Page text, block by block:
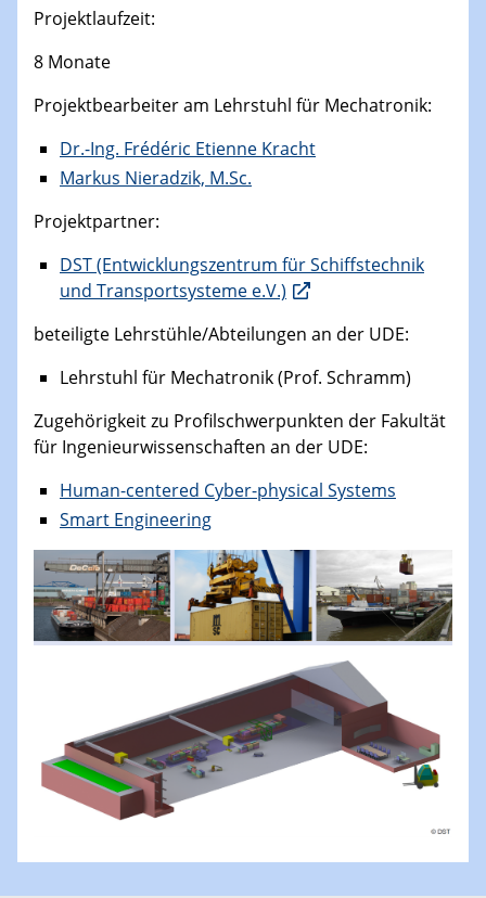
Projektlaufzeit:
8 Monate
Projektbearbeiter am Lehrstuhl für Mechatronik:
Dr.-Ing. Frédéric Etienne Kracht
Markus Nieradzik, M.Sc.
Projektpartner:
DST (Entwicklungszentrum für Schiffstechnik
und Transportsysteme e.V.)
beteiligte Lehrstühle/Abteilungen an der UDE:
Lehrstuhl für Mechatronik (Prof. Schramm)
Zugehörigkeit zu Profilschwerpunkten der Fakultät
für Ingenieurwissenschaften an der UDE:
Human-centered Cyber-physical Systems
Smart Engineering​